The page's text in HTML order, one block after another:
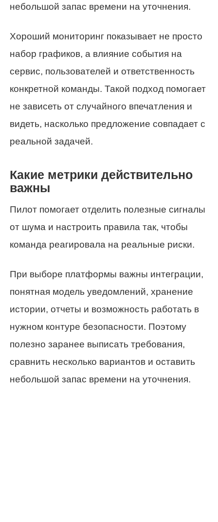
небольшой запас времени на уточнения.
Хороший мониторинг показывает не просто
набор графиков, а влияние события на
сервис, пользователей и ответственность
конкретной команды. Такой подход помогает
не зависеть от случайного впечатления и
видеть, насколько предложение совпадает с
реальной задачей.
Какие метрики действительно
важны
Пилот помогает отделить полезные сигналы
от шума и настроить правила так, чтобы
команда реагировала на реальные риски.
При выборе платформы важны интеграции,
понятная модель уведомлений, хранение
истории, отчеты и возможность работать в
нужном контуре безопасности. Поэтому
полезно заранее выписать требования,
сравнить несколько вариантов и оставить
небольшой запас времени на уточнения.